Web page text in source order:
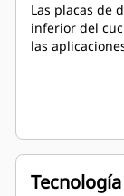
Las placas de
inferior del
las